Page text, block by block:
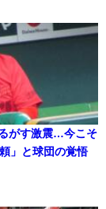
がす激震…今こそ
」と球団の覚悟